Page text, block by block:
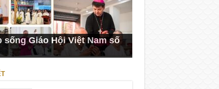
sống Giáo Hội Việt Nam số